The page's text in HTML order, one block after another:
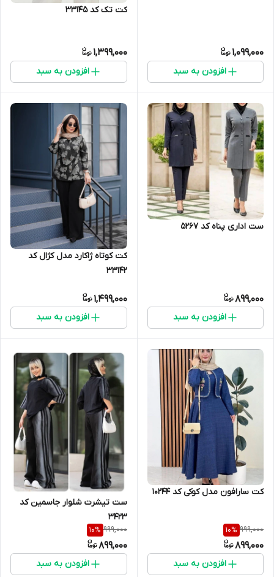
1,099,000
افزودن به سبد
کت تک کد 33145
1,399,000
افزودن به سبد
ست اداری پناه کد 5267
899,000
افزودن به سبد
کت کوتاه ژاکارد مدل کژال کد
33142
1,499,000
افزودن به سبد
کت سارافون مدل کوکی کد 10244
999,000
10%
899,000
افزودن به سبد
ست تیشرت شلوار جاسمین کد
3423
999,000
10%
899,000
افزودن به سبد